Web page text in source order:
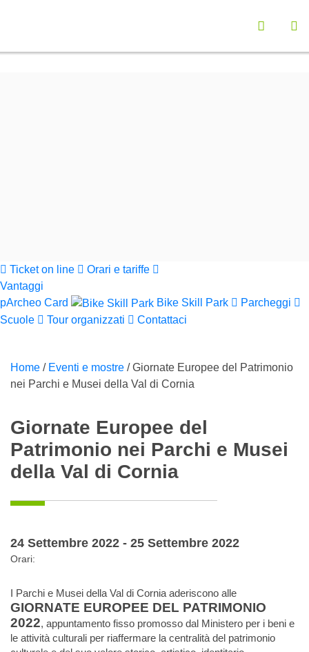
Funzionalità ricerca contenuti
Seleziona la
Ticket on line
Orari e tariffe
Vantaggi
pArcheo Card
Bike Skill Park
Parcheggi
Scuole
Tour organizzati Contattaci
Home / Eventi e mostre /Giornate Europee del Patrimonio
nei Parchi e Musei della Val di Cornia
Giornate Europee del
Patrimonio nei Parchi e Musei
della Val di Cornia
24 Settembre 2022 - 25 Settembre 2022
Orari:
I Parchi e Musei della Val di Cornia aderiscono alle
GIORNATE EUROPEE DEL PATRIMONIO
2022, appuntamento fisso promosso dal Ministero per i beni e
le attività culturali per riaffermare la centralità del patrimonio